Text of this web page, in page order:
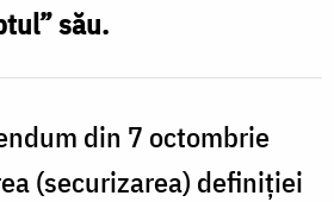
său.
din 7 octombrie
(securizarea) definiţiei